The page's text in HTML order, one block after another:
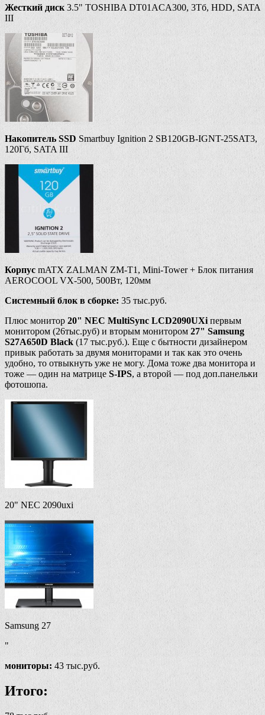
Жесткий диск 3.5" TOSHIBA DT01ACA300, 3Тб, HDD, SATA
III
Накопитель SSD Smartbuy Ignition 2 SB120GB-IGNT-25SAT3,
120Гб, SATA III
Корпус mATX ZALMAN ZM-T1, Mini-Tower + Блок питания
AEROCOOL VX-500, 500Вт, 120мм
Системный блок в сборке: 35 тыс.руб.
Плюс монитор 20" NEC MultiSync LCD2090UXi первым
монитором (26тыс.руб) и вторым монитором 27" Samsung
S27A650D Black (17 тыс.руб.). Еще с бытности дизайнером
привык работать за двумя мониторами и так как это очень
удобно, то отвыкнуть уже не могу. Дома тоже два монитора и
тоже — один на матрице S-IPS, а второй — под доп.панельки
фотошопа.
20" NEC 2090uxi
Samsung 27
"
мониторы: 43 тыс.руб.
Итого: